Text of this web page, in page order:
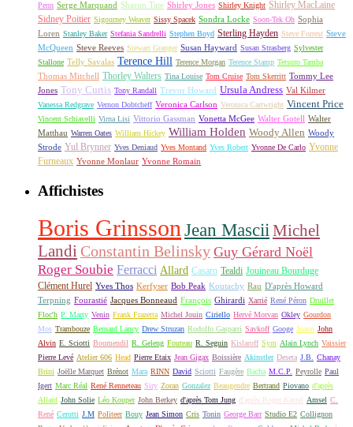
Penn Serge Marquand Sharon Tate Shirley Jones Shirley Knight Shirley MacLaine
Sidney Poitier Sigourney Weaver Sissy Spacek Sondra Locke Soon-Tek Oh Sophia
Loren Stanley Baker Stefania Sandrelli Stephen Boyd Sterling Hayden Steve Forrest Steve
McQueen Steve Reeves Stewart Granger Susan Hayward Susan Strasberg Sylvester
Stallone Telly Savalas Terence Hill Terence Morgan Terence Stamp Tetsuro Tamba
Thomas Mitchell Thorley Walters Tina Louise Tom Cruise Tom Skerritt Tommy Lee
Jones Tony Curtis Tony Randall Trevor Howard Ursula Andress Val Kilmer
Vanessa Redgrave Vernon Dobtcheff Veronica Carlson Veronica Cartwright Vincent Price
Vincent Schiavelli Virna Lisi Vittorio Gassman Vonetta McGee Walter Gotell Walter
Matthau Warren Oates William Hickey William Holden Woody Allen Woody
Strode Yul Brynner Yves Deniaud Yves Montand Yves Robert Yvonne De Carlo Yvonne
Furneaux Yvonne Monlaur Yvonne Romain
Affichistes
Boris Grinsson Jean Mascii Michel
Landi Constantin Belinsky Guy Gérard Noël
Roger Soubie Ferracci Allard Casaro Tealdi Jouineau Bourduge
Clément Hurel Yves Thos Kerfyser Bob Peak Koutachy Rau D'après Howard
Terpning Fourastié Jacques Bonneaud François Ghirardi Xarrié René Péron Druillet
Floc'h P. Marty Venin Frank Frazetta Michel Jouin Ciriello Hervé Morvan Okley Gourdon
Mos Trambouze Bernard Lancy Drew Struzan Rodolfo Gasparri Savkoff Googe Joann John
Alvin E. Sciotti Boumendil R. Geleng Fouteau R. Seguin Kislaroff Sym Alain Lynch Vaissier
Pierre Levé Atelier 606 Head Pierre Etaix Jean Gigax Boissière Akinstler Deseta J.B.
Chanay
Brini Joëlle Marquet Brénot Mara RINN David Sciotti Faugère Bacha M.C.P. Peyrolle Paul
Igert Marc Réal René Renneteau Siry Zoran Gonzalez Beaugendre Bertrand Piovano d'après
Allard John Solie Léo Kouper John Berkey d'après Tom Jung d'après Roger Kastel Amsel C.
René Cerutti J.M Politeer Bouy Jean Simon Cris Tonin George Barr Studio E2 Collignon